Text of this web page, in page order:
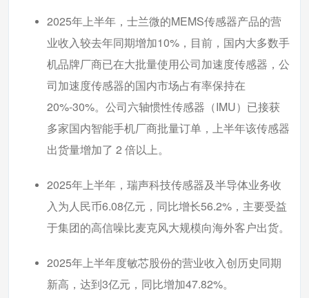
2025年上半年，士兰微的MEMS传感器产品的营
业收入较去年同期增加10%，目前，国内大多数手
机品牌厂商已在大批量使用公司加速度传感器，公
司加速度传感器的国内市场占有率保持在
20%-30%。公司六轴惯性传感器（IMU）已接获
多家国内智能手机厂商批量订单，上半年该传感器
出货量增加了 2 倍以上。
2025年上半年，瑞声科技传感器及半导体业务收
入为人民币6.08亿元，同比增长56.2%，主要受益
于集团的高信噪比麦克风大规模向海外客户出货。
2025年上半年度敏芯股份的营业收入创历史同期
新高，达到3亿元，同比增加47.82%。